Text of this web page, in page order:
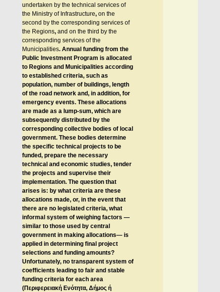
undertaken by the technical services of
the Ministry of Infrastructure,on the
second by the corresponding services of
the Regions,and on the third by the
corresponding services of the
Municipalities. Annual funding from the
Public Investment Program is allocated
to Regions and Municipalities according
to established criteria, such as
population, number of buildings, length
of the road network and, in addition, for
emergency events. These allocations
are made as a lump-sum, which are
subsequently distributed by the
corresponding collective bodies of local
government. These bodies determine
the specific technical projects to be
funded, prepare the necessary
technical and economic studies, tender
the projects and supervise their
implementation. The question that
arises is: by what criteria are these
allocations made, or, in the event that
there are no legislated criteria, what
informal system of weighing factors —
similar to those used by central
government in making allocations— is
applied in determining final project
selections and funding amounts?
Unfortunately, no transparent system of
coefficients leading to fair and stable
funding criteria for each area
(Περιφερειακή Ενότητα, Δήμος ή